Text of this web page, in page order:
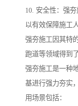
10. 安全性：强
以有效保障施工
强夯施工因其特
跑道等领域得到
强夯施工是一种
基进行强力夯实
用场景包括：